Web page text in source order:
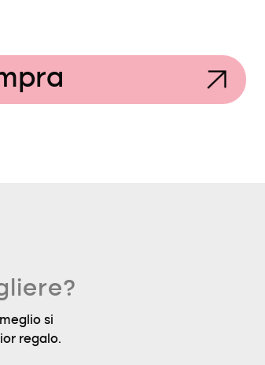
si
regalo.